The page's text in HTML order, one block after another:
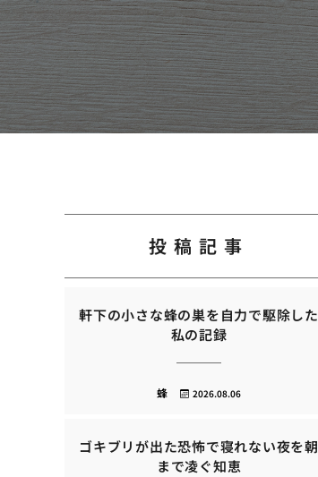
投稿記事
軒下の小さな蜂の巣を自力で駆除した
私の記録
2026.08.06
蜂
ゴキブリが出た恐怖で寝れない夜を朝
まで凌ぐ知恵